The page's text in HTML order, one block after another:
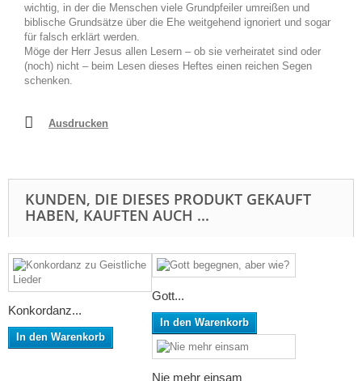
wichtig, in der die Menschen viele Grundpfeiler umreißen und
biblische Grundsätze über die Ehe weitgehend ignoriert und sogar
für falsch erklärt werden.
Möge der Herr Jesus allen Lesern – ob sie verheiratet sind oder
(noch) nicht – beim Lesen dieses Heftes einen reichen Segen
schenken.
Ausdrucken
KUNDEN, DIE DIESES PRODUKT GEKAUFT
HABEN, KAUFTEN AUCH ...
Konkordanz...
In den Warenkorb
Gott...
In den Warenkorb
Nie mehr einsam